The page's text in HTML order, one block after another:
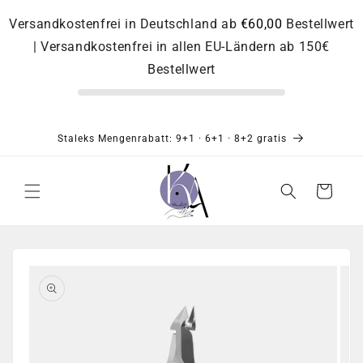
Versandkostenfrei in Deutschland ab €60,00 Bestellwert
| Versandkostenfrei in allen EU-Ländern ab 150€
Bestellwert
zum
Inhalt
Staleks Mengenrabatt: 9+1 · 6+1 · 8+2 gratis
Warenkorb